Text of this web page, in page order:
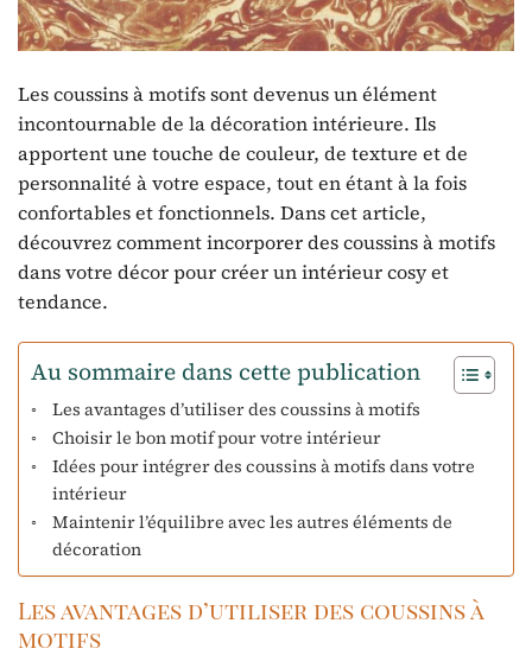
Les coussins à motifs sont devenus un élément
incontournable de la décoration intérieure. Ils
apportent une touche de couleur, de texture et de
personnalité à votre espace, tout en étant à la fois
confortables et fonctionnels. Dans cet article,
découvrez comment incorporer des coussins à motifs
dans votre décor pour créer un intérieur cosy et
tendance.
Au sommaire dans cette publication
Les avantages d’utiliser des coussins à motifs
Choisir le bon motif pour votre intérieur
Idées pour intégrer des coussins à motifs dans votre
intérieur
Maintenir l’équilibre avec les autres éléments de
décoration
Les avantages d’utiliser des coussins à
motifs